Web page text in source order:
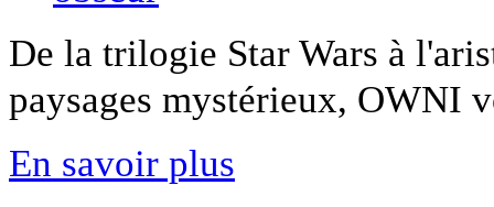
De la trilogie Star Wars à
paysages mystérieux, OWNI
En savoir plus